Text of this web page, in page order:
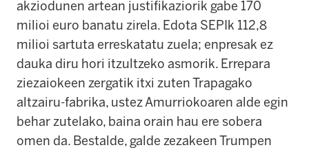
akziodunen artean justifikaziorik gabe 170
milioi euro banatu zirela. Edota SEPIk 112,8
milioi sartuta erreskatatu zuela; enpresak ez
dauka diru hori itzultzeko asmorik. Errepara
ziezaiokeen zergatik itxi zuten Trapagako
altzairu-fabrika, ustez Amurriokoaren alde egin
behar zutelako, baina orain hau ere sobera
omen da. Bestalde, galde zezakeen Trumpen